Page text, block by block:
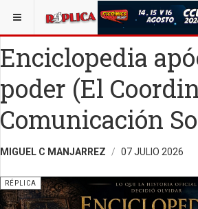
ESTÁ AQUÍ: VIDA Y SOCIEDAD OPINIÓN
Enciclopedia
poder (El
Comunicación
MIGUEL C MANJARREZ 07 JULIO 2026
RÉPLICA